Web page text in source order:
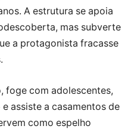
A estrutura se apoia
mas subverte
a protagonista fracasse
foge com adolescentes,
assiste a casamentos de
como espelho